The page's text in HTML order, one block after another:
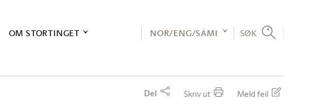
OM STORTINGET NOR/ENG/SÁMI SØK
Del Skriv ut Meld feil